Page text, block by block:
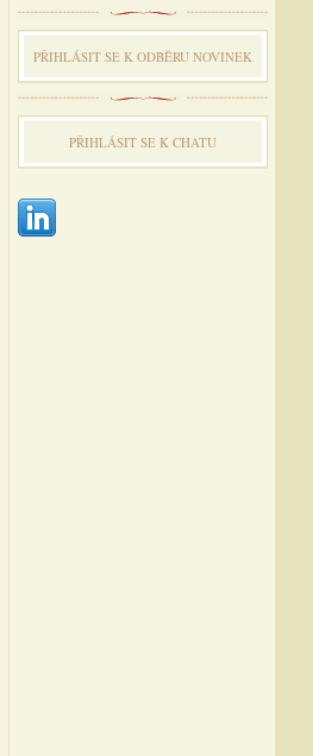
PŘIHLÁSIT SE K ODBĔRU NOVINEK
PŘIHLÁSIT SE K CHATU